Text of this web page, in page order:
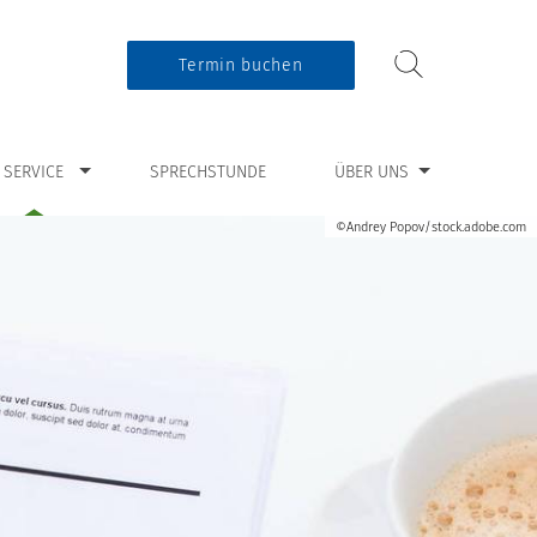
Termin buchen
SERVICE
“Service” SPRECHSTUNDE ÜBER UNS
Zeige Untermenü für “Über uns”
©Andrey Popov/stock.adobe.com